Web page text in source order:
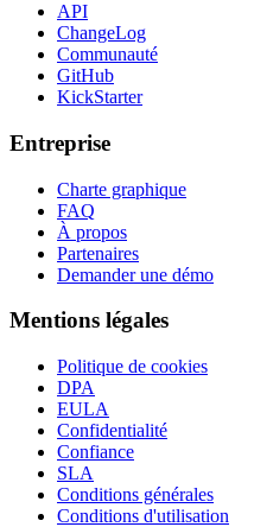
API
ChangeLog
Communauté
GitHub
KickStarter
Entreprise
Charte graphique
FAQ
À propos
Partenaires
Demander une démo
Mentions légales
Politique de cookies
DPA
EULA
Confidentialité
Confiance
SLA
Conditions générales
Conditions d'utilisation